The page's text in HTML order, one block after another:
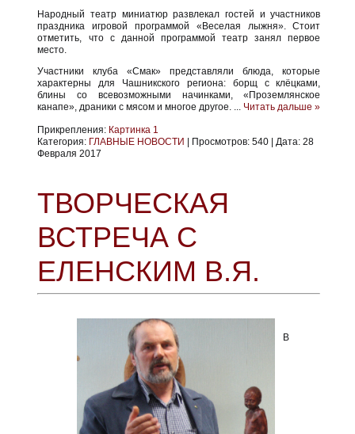
Народный театр миниатюр развлекал гостей и участников
праздника игровой программой «Веселая лыжня». Стоит
отметить, что с данной программой театр занял первое
место.
Участники клуба «Смак» представляли блюда, которые
характерны для Чашникского региона: борщ с клёцками,
блины со всевозможными начинками, «Проземлянское
канапе», драники с мясом и многое другое. ... Читать дальше »
Прикрепления: Картинка 1
Категория: ГЛАВНЫЕ НОВОСТИ Просмотров: 540 |Дата: 28
Февраля 2017
ТВОРЧЕСКАЯ
ВСТРЕЧА С
ЕЛЕНСКИМ В.Я.
В